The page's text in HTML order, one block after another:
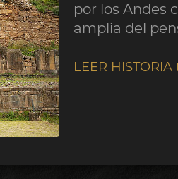
por los Andes
amplia del
LEER HISTORIA